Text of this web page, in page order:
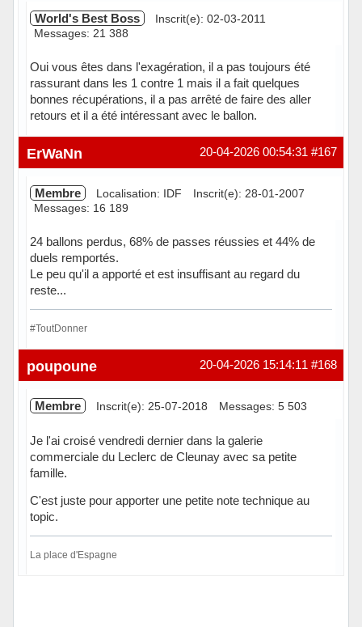
World's Best Boss
Inscrit(e): 02-03-2011
Messages: 21 388
Oui vous êtes dans l'exagération, il a pas toujours été
rassurant dans les 1 contre 1 mais il a fait quelques
bonnes récupérations, il a pas arrêté de faire des aller
retours et il a été intéressant avec le ballon.
Hors ligne #167
20-04-2026 00:54:31
ErWaNn
Membre Localisation: IDF
Inscrit(e): 28-01-2007
Messages: 16 189
24 ballons perdus, 68% de passes réussies et 44% de
duels remportés.
Le peu qu'il a apporté et est insuffisant au regard du
reste...
#ToutDonner
Hors ligne #168
20-04-2026 15:14:11
poupoune
Membre Inscrit(e): 25-07-2018 Messages: 5 503
Je l'ai croisé vendredi dernier dans la galerie
commerciale du Leclerc de Cleunay avec sa petite
famille.
C'est juste pour apporter une petite note technique au
topic.
La place d'Espagne